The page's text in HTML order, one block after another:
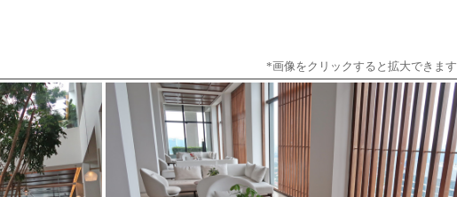
*画像をクリックすると拡大できます